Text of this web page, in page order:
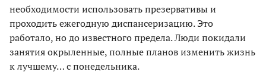
необходимости использовать презервативы и
проходить ежегодную диспансеризацию. Это
работало, но до известного предела. Люди покидали
занятия окрыленные, полные планов изменить жизнь
к лучшему… с понедельника.